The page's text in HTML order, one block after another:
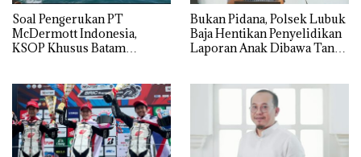
‎Soal Pengerukan PT
McDermott Indonesia,
KSOP Khusus Batam
Bukan Pidana, Polsek Lubuk
Baja Hentikan Penyelidikan
Laporan Anak Dibawa Tanpa